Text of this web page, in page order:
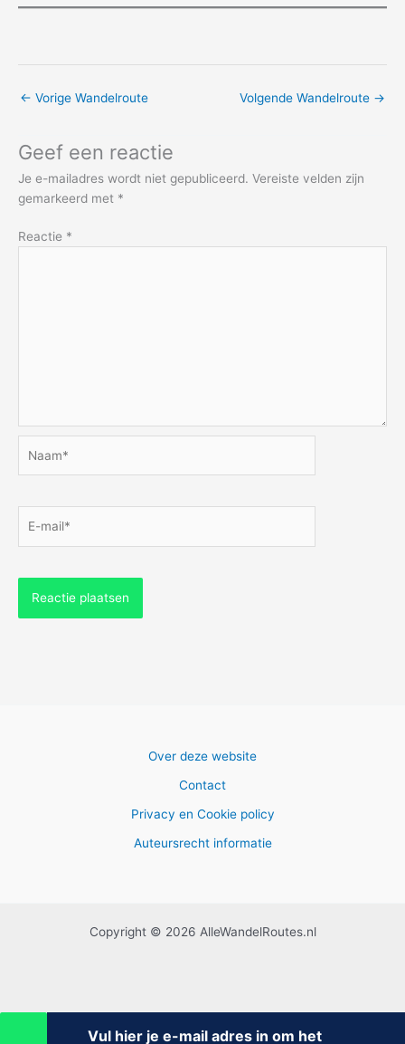
← Vorige Wandelroute Volgende Wandelroute →
Geef een reactie
Je e-mailadres wordt niet gepubliceerd. Vereiste velden zijn
gemarkeerd met *
Reactie *
mail*
Over deze website
Contact
Privacy en Cookie policy
Auteursrecht informatie
Copyright © 2026 AlleWandelRoutes.nl
Vul hier je e-mail adres in om het